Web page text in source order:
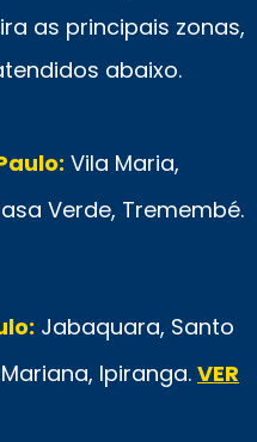
as principais zonas,
abaixo.
Vila Maria,
Verde, Tremembé.
Jabaquara, Santo
Ipiranga. VER